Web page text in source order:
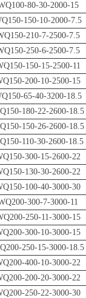
80-30-2000-15
150-10-2000-7.5
210-7-2500-7.5
250-6-2500-7.5
150-15-2500-11
200-10-2500-15
65-40-3200-18.5
180-22-2600-18.5
150-26-2600-18.5
110-30-2600-18.5
300-15-2600-22
130-30-2600-22
100-40-3000-30
300-7-3000-11
250-11-3000-15
300-10-3000-15
250-15-3000-18.5
400-10-3000-22
200-20-3000-22
250-22-3000-30